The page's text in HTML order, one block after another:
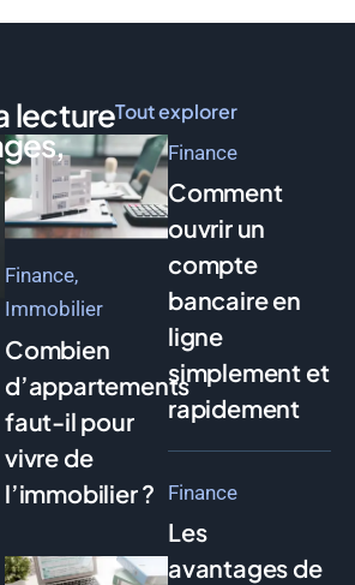
lectureTout explorer
Finance
Immobilier
Combien
d’appartements
faut-il pour
vivre de
l’immobilier ?
Finance
Comment
ouvrir un
compte
bancaire en
ligne
simplement et
rapidement
Finance
Les
avantages de